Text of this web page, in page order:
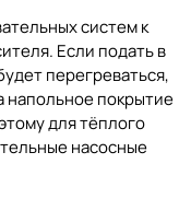
систем к
Если подать в
перегреваться,
напольное покрытие
для тёплого
насосные